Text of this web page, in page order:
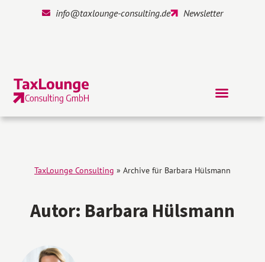
info@taxlounge-consulting.de Newsletter
TaxLounge Consulting » Archive für Barbara Hülsmann
Autor: Barbara Hülsmann